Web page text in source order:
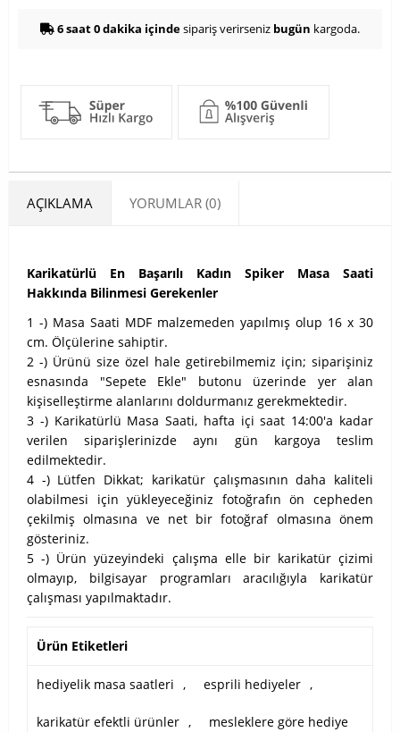
6 saat 0 dakika içindesipariş verirseniz bugün kargoda.
AÇIKLAMA YORUMLAR (0)
Karikatürlü En Başarılı Kadın Spiker Masa Saati
Hakkında Bilinmesi Gerekenler
1 -) Masa Saati MDF malzemeden yapılmış olup 16 x 30
cm. Ölçülerine sahiptir.
2 -) Ürünü size özel hale getirebilmemiz için; siparişiniz
esnasında "Sepete Ekle" butonu üzerinde yer alan
kişiselleştirme alanlarını doldurmanız gerekmektedir.
3 -) Karikatürlü Masa Saati, hafta içi saat 14:00'a kadar
verilen siparişlerinizde aynı gün kargoya teslim
edilmektedir.
4 -) Lütfen Dikkat; karikatür çalışmasının daha kaliteli
olabilmesi için yükleyeceğiniz fotoğrafın ön cepheden
çekilmiş olmasına ve net bir fotoğraf olmasına önem
gösteriniz.
5 -) Ürün yüzeyindeki çalışma elle bir karikatür çizimi
olmayıp, bilgisayar programları aracılığıyla karikatür
çalışması yapılmaktadır.
Ürün Etiketleri
hediyelik masa saatleri , esprili hediyeler ,
karikatür efektli ürünler , mesleklere göre hediye